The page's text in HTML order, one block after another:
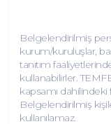
Belgelendirilmiş
kurum/kuruluşlar,
tanıtım
kullanabilirler.
kapsamı dahilindeki
Belgelendirilmiş
kullanılamaz.